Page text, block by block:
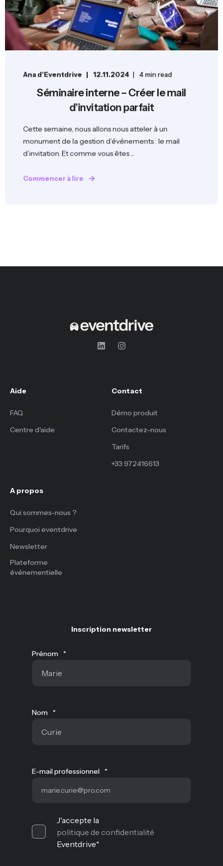
Ana d'Eventdrive 12.11.2024 4 min read
Séminaire interne – Créer le mail
d’invitation parfait
Cette semaine, nous allons nous atteler à un
monument de la gestion d’événements : le mail
d’invitation. Et comme vous êtes ...
Commencer à lire
Aide
FAQ
Centre d'aide
Contact
Démo produit
Contactez-nous
Tarifs
+33 972416613
A propos
Qui sommes-nous ?
Pourquoi eventdrive
Newsletter
Plateforme
événementielle
Inscription newsletter
Prénom *
Nom *
E-mail professionnel *
J'accepte la
politique de confidentialité
Eventdrive*